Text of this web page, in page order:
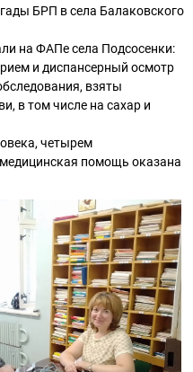
БРП в села Балаковского
на ФАПе села Подсосенки:
и диспансерный осмотр
взяты
в том числе на сахар и
четырем
помощь оказана